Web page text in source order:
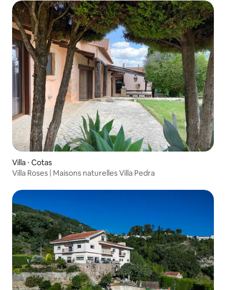
Villa ⋅ Cotas
Villa Roses | Maisons naturelles Villa Pedra